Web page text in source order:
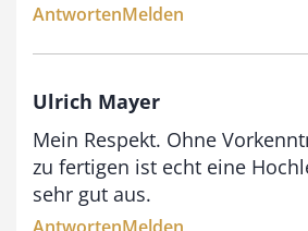
0
AntwortenMelden
Ulrich Mayer
Mein Respekt. Ohne
zu fertigen ist echt eine
sehr gut aus.